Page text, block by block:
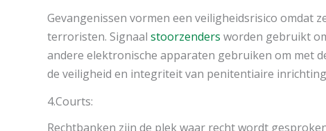
Gevangenissen vormen een veiligheidsrisico omdat
terroristen. Signaal stoorzenders worden gebruikt
andere elektronische apparaten gebruiken om met
de veiligheid en integriteit van penitentiaire
4.Courts:
Rechtbanken zijn de plek waar recht wordt